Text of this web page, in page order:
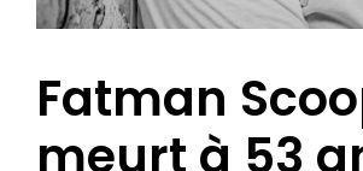
Fatman
meurt à 53